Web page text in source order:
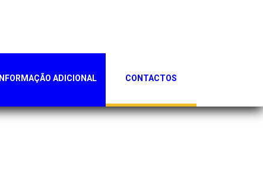
INFORMAÇÃO ADICIONAL CONTACTOS